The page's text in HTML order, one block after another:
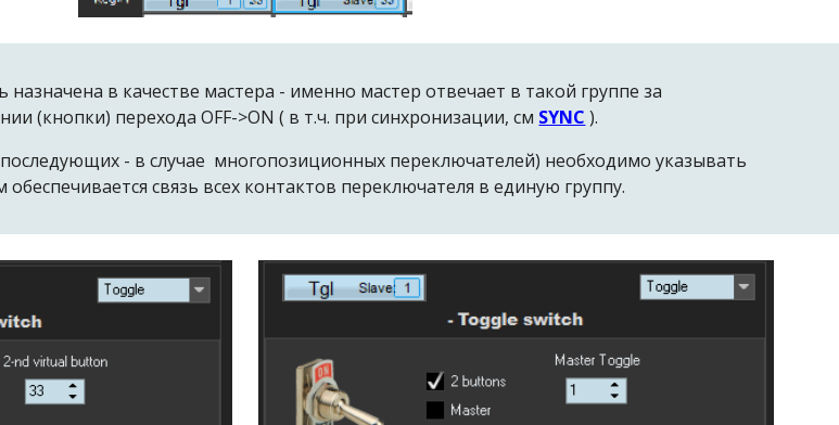
в качестве мастера - именно мастер отвечает в такой группе за
(кнопки) перехода OFF->ON ( в т.ч. при синхронизации, см SYNC ).
- в случае многопозиционных переключателей) необходимо указывать
связь всех контактов переключателя в единую группу.